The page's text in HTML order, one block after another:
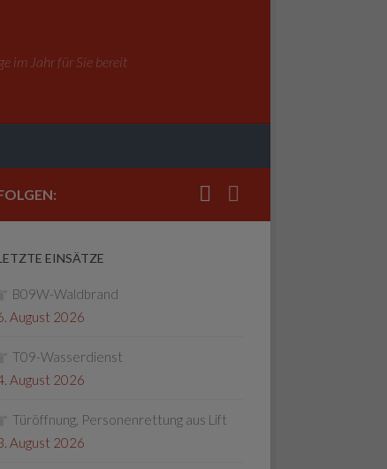
im Jahr für Sie bereit
EINSÄTZE
B09W-Waldbrand
August 2026
T09-Wasserdienst
August 2026
Türöffnung, Personenrettung aus Lift
August 2026